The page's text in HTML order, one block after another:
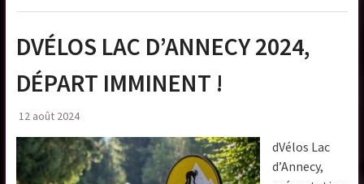
DVÉLOS LAC D’ANNECY 2024,
DÉPART IMMINENT !
12 août 2024
dVélos Lac
d’Annecy,